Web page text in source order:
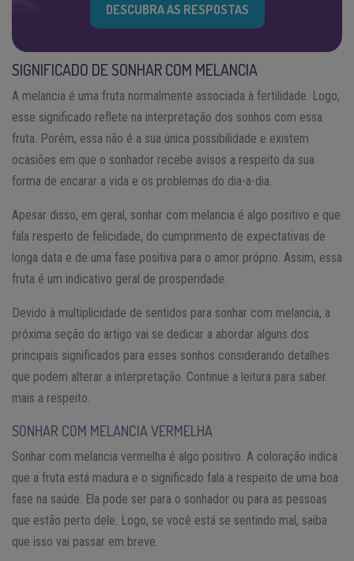
DESCUBRA AS RESPOSTAS
SIGNIFICADO DE SONHAR COM MELANCIA
A melancia é uma fruta normalmente associada à fertilidade. Logo,
esse significado reflete na interpretação dos sonhos com essa
fruta. Porém, essa não é a sua única possibilidade e existem
ocasiões em que o sonhador recebe avisos a respeito da sua
forma de encarar a vida e os problemas do dia-a-dia.
Apesar disso, em geral, sonhar com melancia é algo positivo e que
fala respeito de felicidade, do cumprimento de expectativas de
longa data e de uma fase positiva para o amor próprio. Assim, essa
fruta é um indicativo geral de prosperidade.
Devido à multiplicidade de sentidos para sonhar com melancia, a
próxima seção do artigo vai se dedicar a abordar alguns dos
principais significados para esses sonhos considerando detalhes
que podem alterar a interpretação. Continue a leitura para saber
mais a respeito.
SONHAR COM MELANCIA VERMELHA
Sonhar com melancia vermelha é algo positivo. A coloração indica
que a fruta está madura e o significado fala a respeito de uma boa
fase na saúde. Ela pode ser para o sonhador ou para as pessoas
que estão perto dele. Logo, se você está se sentindo mal, saiba
que isso vai passar em breve.